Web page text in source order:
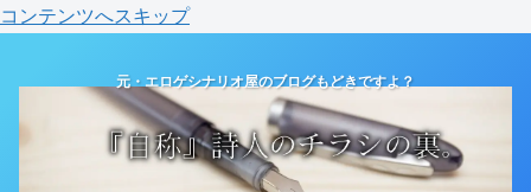
コンテンツへスキップ
元・エロゲシナリオ屋のブログもどきですよ？